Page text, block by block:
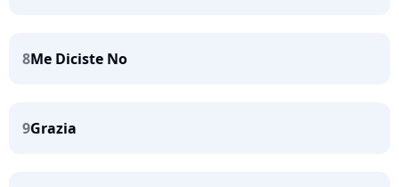
8Me Diciste No
9Grazia